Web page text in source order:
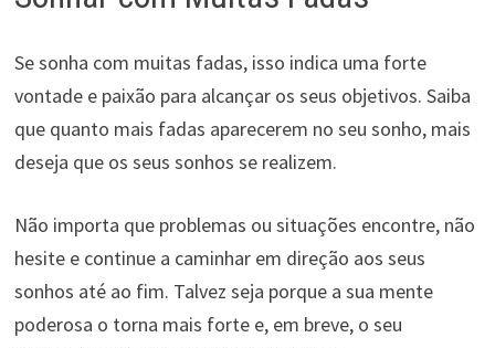
Se sonha com muitas fadas, isso indica uma forte
vontade e paixão para alcançar os seus objetivos. Saiba
que quanto mais fadas aparecerem no seu sonho, mais
deseja que os seus sonhos se realizem.
Não importa que problemas ou situações encontre, não
hesite e continue a caminhar em direção aos seus
sonhos até ao fim. Talvez seja porque a sua mente
poderosa o torna mais forte e, em breve, o seu